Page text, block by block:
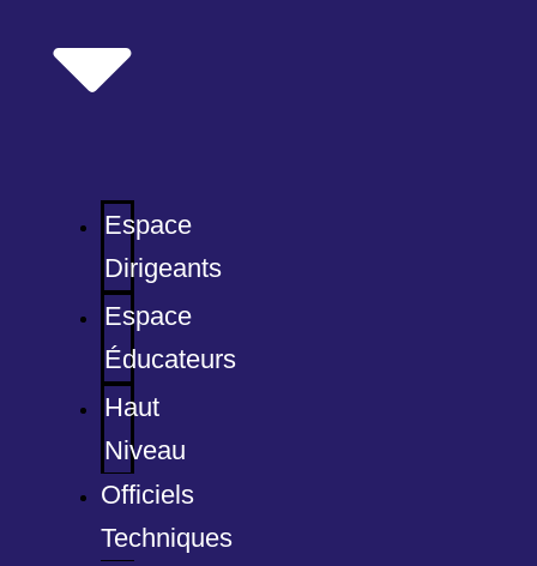
Espace
Dirigeants
Espace
Éducateurs
Haut
Niveau
Officiels
Techniques